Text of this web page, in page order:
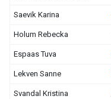
Saevik Karina
Holum Rebecka
Espaas Tuva
Lekven Sanne
Svandal Kristina